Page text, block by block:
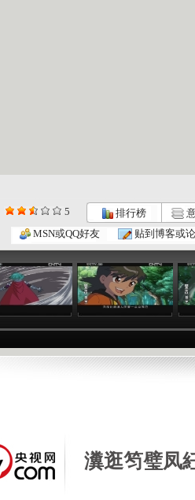
5 排行榜
MSN或QQ好友 贴到博客或
恐龙宝贝之...
12:16
恐龙宝贝之...
11:28
瀵逛笉璧凤